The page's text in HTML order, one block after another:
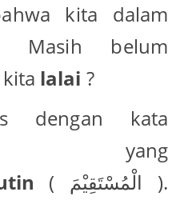
kita dalam
Masih belum
lalai ?
dengan kata
yang
( الْمُسْتَقِيْمَ ).